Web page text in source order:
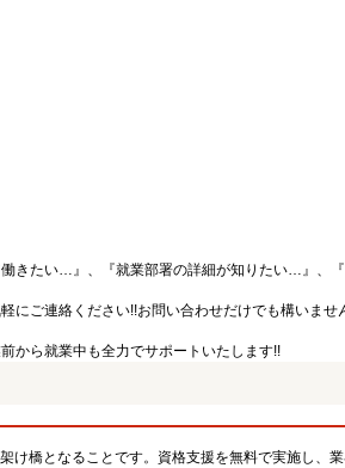
きたい…』、『就業部署の詳細が知りたい…』、
ご連絡ください!!お問い合わせだけでも構いませ
から就業中も全力でサポートいたします!!
け橋となることです。資格支援を無料で実施し、